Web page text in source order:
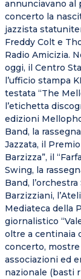
annunciavano al
concerto la
jazzista
Freddy Colt e
Radio Amicizia.
oggi, il Centro
l’ufficio stampa
testata “The
l’etichetta
edizioni
Band, la
Jazzata, il
Barzizza”, il
Swing, la
Band,
Barzizziani,
Mediateca della
giornalistico
oltre a centinaia
concerto,
associazioni ed
nazionale (basti